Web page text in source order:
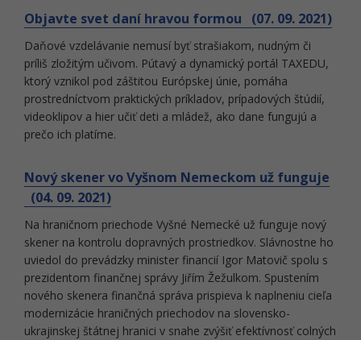
Objavte svet daní hravou formou (07. 09. 2021)
Daňové vzdelávanie nemusí byť strašiakom, nudným či
príliš zložitým učivom. Pútavý a dynamický portál TAXEDU,
ktorý vznikol pod záštitou Európskej únie, pomáha
prostredníctvom praktických príkladov, prípadových štúdií,
videoklipov a hier učiť deti a mládež, ako dane fungujú a
prečo ich platíme.
Nový skener vo Vyšnom Nemeckom už funguje
(04. 09. 2021)
Na hraničnom priechode Vyšné Nemecké už funguje nový
skener na kontrolu dopravných prostriedkov. Slávnostne ho
uviedol do prevádzky minister financií Igor Matovič spolu s
prezidentom finančnej správy Jiřím Žežulkom. Spustením
nového skenera finančná správa prispieva k naplneniu cieľa
modernizácie hraničných priechodov na slovensko-
ukrajinskej štátnej hranici v snahe zvýšiť efektívnosť colných